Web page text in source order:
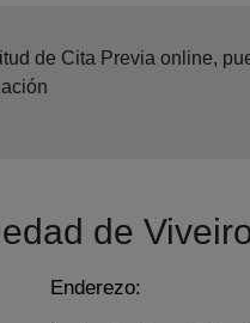
de Cita Previa online,
de
Enderezo: